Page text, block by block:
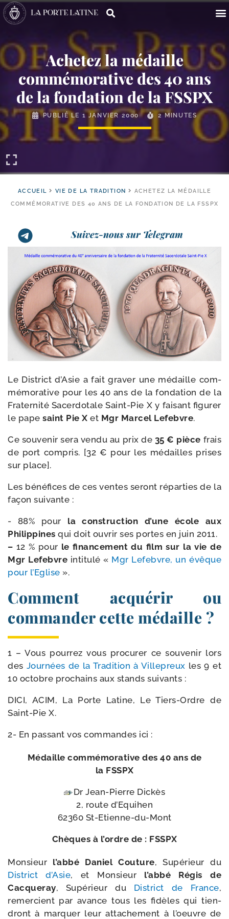
Achetez la médaille
commémorative des 40 ans
de la fondation de la FSSPX
PUBLIÉ LE 1 JANVIER 2000 2 MINUTES
ACCUEIL VIE DE LA TRADITION
ACHETEZ LA MÉDAILLE
COMMÉMORATIVE DES 40 ANS DE LA FONDATION DE LA FSSPX
Suivez-nous sur Telegram
Le District d’Asie a fait gra­ver une médaille com­
mé­mo­ra­tive pour les 40 ans de la fon­da­tion de la
Fraternité Sacerdotale Saint-​Pie X y fai­sant figu­rer
le pape saint Pie X et Mgr Marcel Lefebvre.
Ce sou­ve­nir sera ven­du au prix de 35 € pièce frais
de port com­pris. [32 € pour les médailles prises
sur place].
Les béné­fices de ces ventes seront répar­ties de la
façon suivante :
- 88% pour la construc­tion d’une école aux
Philippines qui doit ouvrir ses portes en juin 2011.
– 12 % pour le finan­ce­ment du film sur la vie de
Mgr Lefebvre inti­tu­lé « Mgr Lefebvre, un évêque
pour l’Eglise ».
Comment acquérir ou
commander cette médaille ?
1 – Vous pour­rez vous pro­cu­rer ce sou­ve­nir lors
des Journées de la Tradition à Villepreux les 9 et
10 octobre pro­chains aux stands suivants :
DICI, ACIM, La Porte Latine, Le Tiers-​Ordre de
Saint-​Pie X.
2- En pas­sant vos com­mandes ici :
Médaille com­mé­mo­ra­tive des 40 ans de
la FSSPX
Dr Jean-​Pierre Dickès
2, route d’Equihen
62360 St-Etienne-du-Mont
Chèques à l’ordre de : FSSPX
Monsieur l’ab­bé Daniel Couture, Supérieur du
District d’Asie, et Monsieur l’ab­bé Régis de
Cacqueray, Supérieur du District de France,
remer­cient par avance tous les fidèles qui tien­
dront à mar­quer leur atta­che­ment à l’oeuvre de